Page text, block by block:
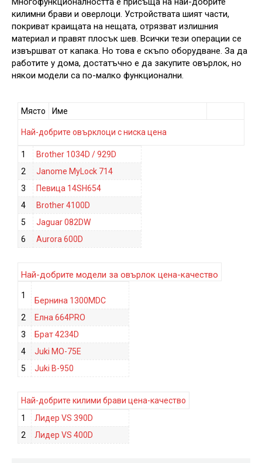
килимни брави и оверлоци. Устройствата шият части,
покриват краищата на нещата, отрязват излишния
материал и правят плосък шев. Всички тези операции се
извършват от капака. Но това е скъпо оборудване. За да
работите у дома, достатъчно е да закупите овърлок, но
някои модели са по-малко функционални.
Място Име
Най-добрите овърклоци с ниска цена
1
Brother 1034D / 929D
2
Janome MyLock 714
3
Певица 14SH654
4
Brother 4100D
5
Jaguar 082DW
6
Aurora 600D
Най-добрите модели за овърлок цена-качество
1
Бернина 1300MDC
2
Елна 664PRO
3
Брат 4234D
4
Juki MO-75E
5
Juki B-950
Най-добрите килими брави цена-качество
1
Лидер VS 390D
2
Лидер VS 400D